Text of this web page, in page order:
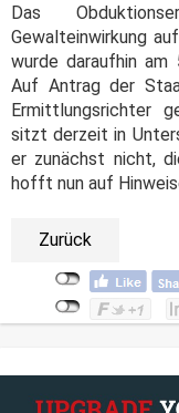
Das
Gewalteinwirkung
wurde daraufhin am
Auf Antrag der
Ermittlungsrichter
sitzt derzeit in
er zunächst nicht,
hofft nun auf
Zurück